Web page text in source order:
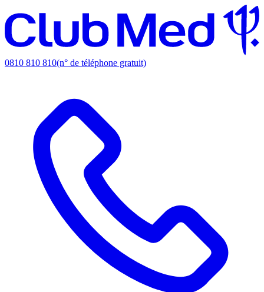
0810 810 810(n° de téléphone gratuit)